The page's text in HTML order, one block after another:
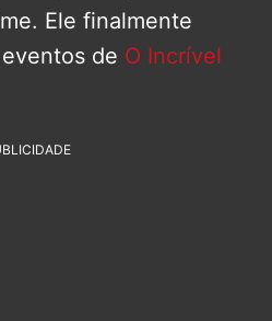
Ele finalmente
de O Incrível